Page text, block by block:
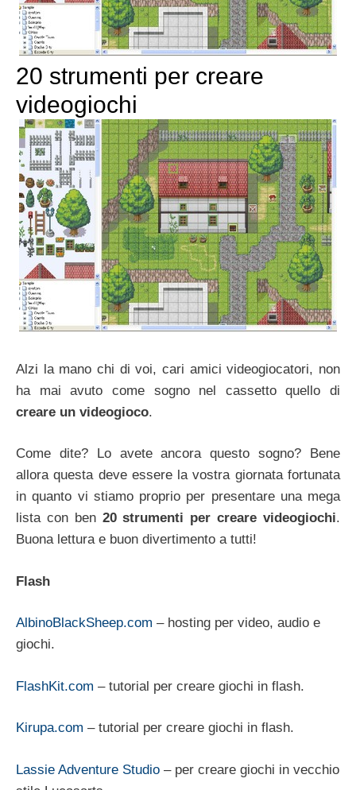
20 strumenti per creare
videogiochi
Alzi la mano chi di voi, cari amici videogiocatori, non
ha mai avuto come sogno nel cassetto quello di
creare un videogioco.
Come dite? Lo avete ancora questo sogno? Bene
allora questa deve essere la vostra giornata fortunata
in quanto vi stiamo proprio per presentare una mega
lista con ben 20 strumenti per creare videogiochi.
Buona lettura e buon divertimento a tutti!
Flash
AlbinoBlackSheep.com – hosting per video, audio e
giochi.
FlashKit.com – tutorial per creare giochi in flash.
Kirupa.com – tutorial per creare giochi in flash.
Lassie Adventure Studio – per creare giochi in vecchio